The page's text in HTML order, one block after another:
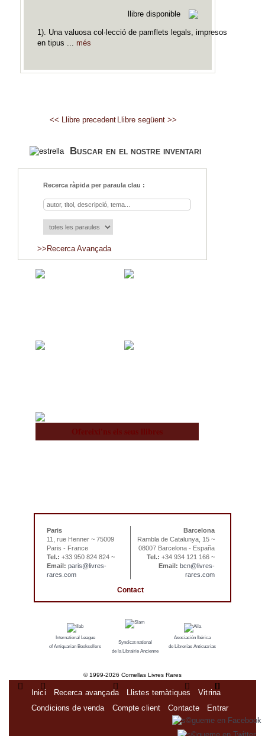
llibre disponible
1). Una valuosa col·lecció de pamflets legals, impresos
en tipus ... més
<< Llibre precedent Llibre següent >>
Buscar en el nostre inventari
Recerca ràpida per paraula clau :
>>Recerca Avançada
Paris
11, rue Henner ~ 75009
Paris - France
Tel.: +33 950 824 824 ~
Email: paris@livres-
rares.com
Barcelona
Rambla de Catalunya, 15 ~
08007 Barcelona - España
Tel.: +34 934 121 166 ~
Email: bcn@livres-
rares.com
Contact
International League
of Antiquarian Booksellers
Syndicat national
de la Librairie Ancienne
Asociación Ibérica
de Librerías Anticuarias
© 1999-2026 Comellas Livres Rares
Inici Recerca avançada Llistes temàtiques
Vitrina
Condicions de venda
Compte client Contacte Entrar